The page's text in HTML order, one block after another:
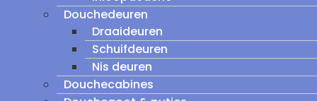
Douchedeuren
Draaideuren
Schuifdeuren
Nis deuren
Douchecabines